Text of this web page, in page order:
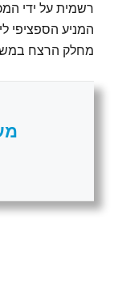
רשמית על ידי
המניע הספציפי
מחלק הרצח